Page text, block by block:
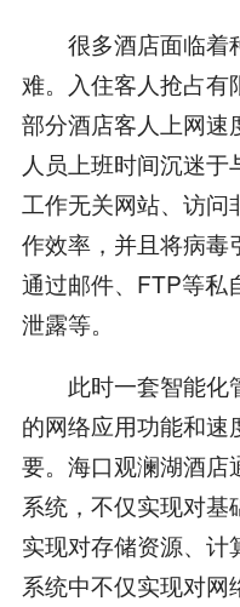
很多酒店面临着
难。入住客人抢占有
部分酒店客人上网速
人员上班时间沉迷
工作无关网站、访问
作效率，并且将病毒
通过邮件、FTP等私
泄露等。
此时一套智能化
的网络应用功能和速
要。海口观澜湖酒店
系统，不仅实现对基
实现对存储资源、计
系统中不仅实现对网